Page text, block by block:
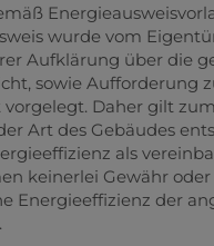
wurde vom
Aufklärung über die
sowie Aufforderung
vorgelegt. Daher gilt
Art des Gebäudes
als
keinerlei Gewähr
Energieeffizienz der